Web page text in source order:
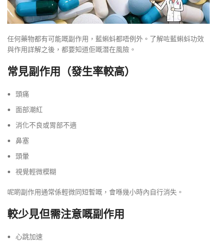
任何藥物都有可能嘅副作用，藍蝌蚪都唔例外。了解咗藍蝌蚪功效
與作用詳解之後，都要知道佢嘅潛在風險。
常見副作用（發生率較高）
頭痛
面部潮紅
消化不良或胃部不適
鼻塞
頭暈
視覺輕微模糊
呢啲副作用通常係輕微同短暫嘅，會喺幾小時內自行消失。
較少見但需注意嘅副作用
心跳加速